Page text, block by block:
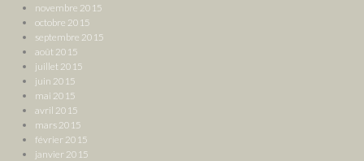
novembre 2015
octobre 2015
septembre 2015
août 2015
juillet 2015
juin 2015
mai 2015
avril 2015
mars 2015
février 2015
janvier 2015